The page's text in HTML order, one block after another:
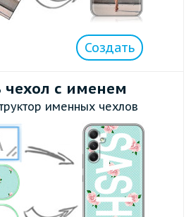
Создать
чехол с именем
именных чехлов